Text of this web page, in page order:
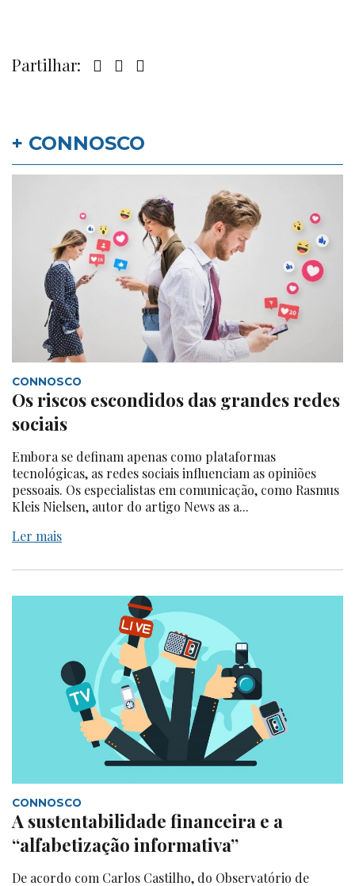
Partilhar:
+ CONNOSCO
CONNOSCO
Os riscos escondidos das grandes redes
sociais
Embora se definam apenas como plataformas
tecnológicas, as redes sociais influenciam as opiniões
pessoais. Os especialistas em comunicação, como Rasmus
Kleis Nielsen, autor do artigo News as a...
Ler mais
CONNOSCO
A sustentabilidade financeira e a
“alfabetização informativa”
De acordo com Carlos Castilho, do Observatório de